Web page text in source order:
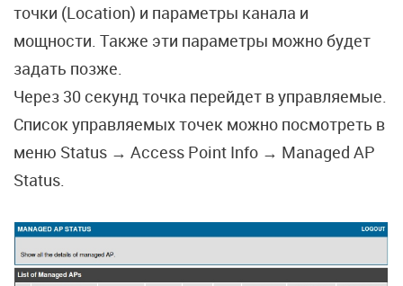
точки (Location) и параметры канала и
мощности. Также эти параметры можно будет
задать позже.
Через 30 секунд точка перейдет в управляемые.
Список управляемых точек можно посмотреть в
меню Status → Access Point Info → Managed AP
Status.